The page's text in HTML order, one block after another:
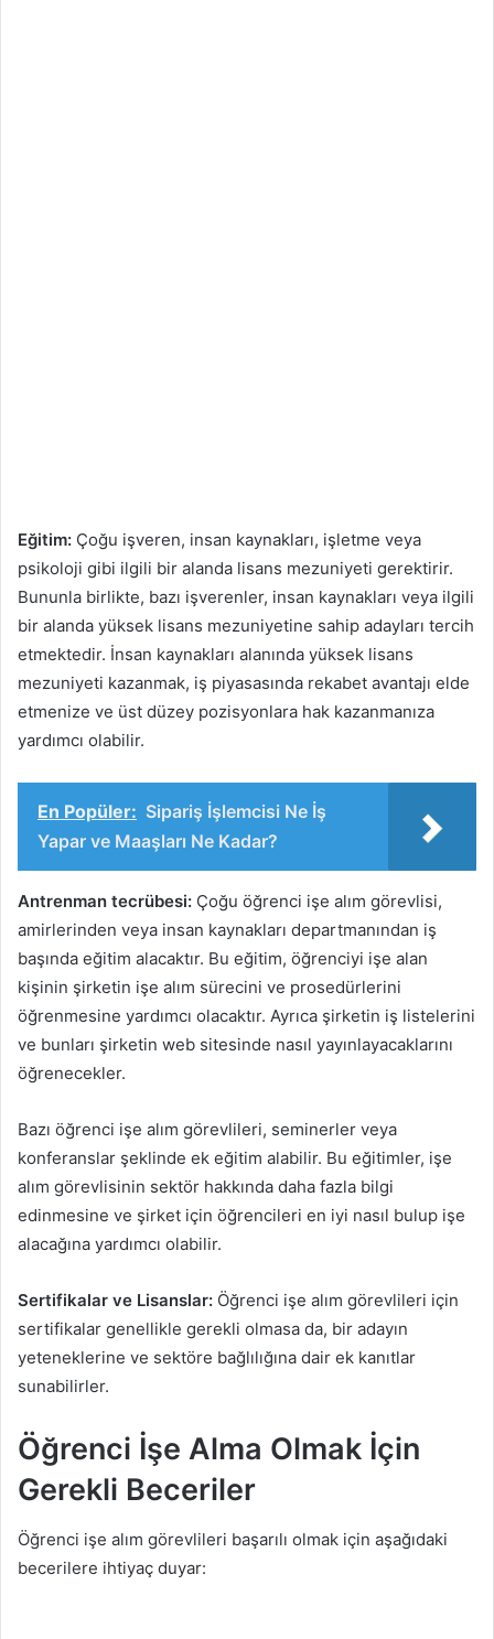
Eğitim: Çoğu işveren, insan kaynakları, işletme veya
psikoloji gibi ilgili bir alanda lisans mezuniyeti gerektirir.
Bununla birlikte, bazı işverenler, insan kaynakları veya ilgili
bir alanda yüksek lisans mezuniyetine sahip adayları tercih
etmektedir. İnsan kaynakları alanında yüksek lisans
mezuniyeti kazanmak, iş piyasasında rekabet avantajı elde
etmenize ve üst düzey pozisyonlara hak kazanmanıza
yardımcı olabilir.
En Popüler: Sipariş İşlemcisi Ne İş
Yapar ve Maaşları Ne Kadar?
Antrenman tecrübesi: Çoğu öğrenci işe alım görevlisi,
amirlerinden veya insan kaynakları departmanından iş
başında eğitim alacaktır. Bu eğitim, öğrenciyi işe alan
kişinin şirketin işe alım sürecini ve prosedürlerini
öğrenmesine yardımcı olacaktır. Ayrıca şirketin iş listelerini
ve bunları şirketin web sitesinde nasıl yayınlayacaklarını
öğrenecekler.
Bazı öğrenci işe alım görevlileri, seminerler veya
konferanslar şeklinde ek eğitim alabilir. Bu eğitimler, işe
alım görevlisinin sektör hakkında daha fazla bilgi
edinmesine ve şirket için öğrencileri en iyi nasıl bulup işe
alacağına yardımcı olabilir.
Sertifikalar ve Lisanslar: Öğrenci işe alım görevlileri için
sertifikalar genellikle gerekli olmasa da, bir adayın
yeteneklerine ve sektöre bağlılığına dair ek kanıtlar
sunabilirler.
Öğrenci İşe Alma Olmak İçin
Gerekli Beceriler
Öğrenci işe alım görevlileri başarılı olmak için aşağıdaki
becerilere ihtiyaç duyar: